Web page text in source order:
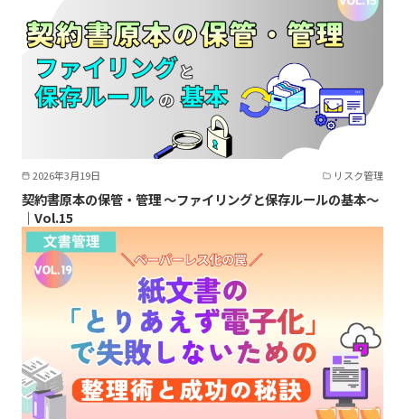
2026年3月19日 リスク管理
契約書原本の保管・管理 ～ファイリングと保存ルールの基本～
｜Vol.15